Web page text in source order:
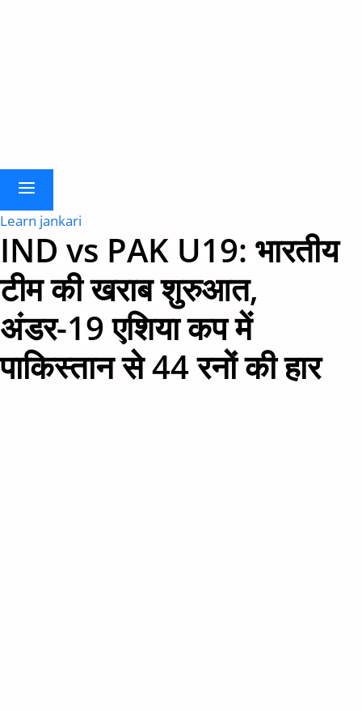
Learn jankari
IND vs PAK U19: भारतीय
टीम की खराब शुरुआत,
अंडर-19 एशिया कप में
पाकिस्तान से 44 रनों की हार